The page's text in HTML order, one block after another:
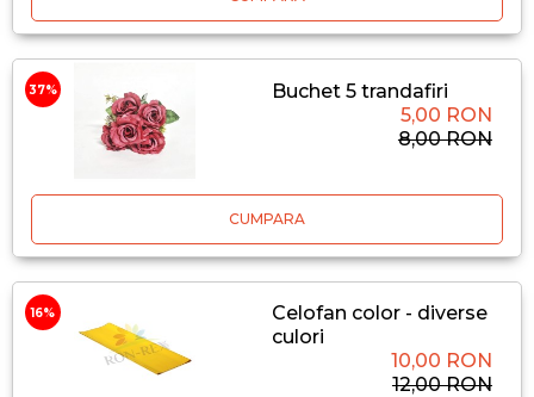
37%
Buchet 5 trandafiri
5,00 RON
8,00 RON
CUMPARA
16%
Celofan color - diverse
culori
10,00 RON
12,00 RON